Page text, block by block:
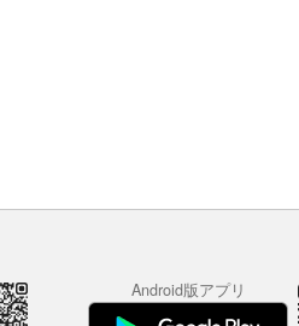
Android版アプリ